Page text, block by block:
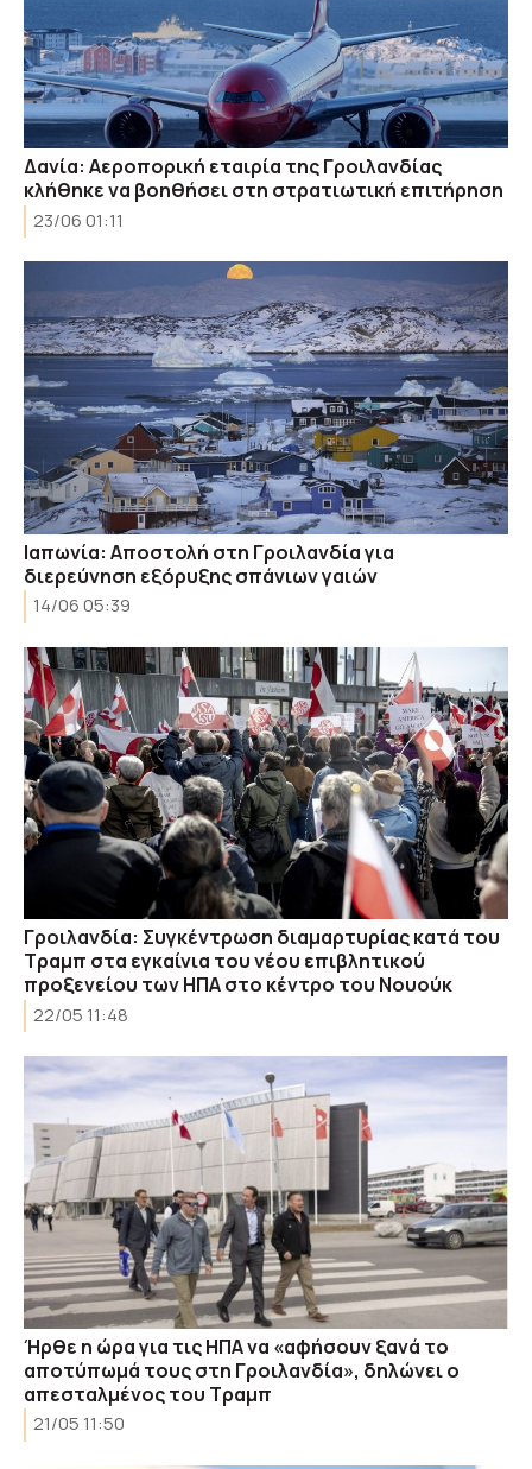
Δανία: Αεροπορική εταιρία της Γροιλανδίας
κλήθηκε να βοηθήσει στη στρατιωτική επιτήρηση
23/06 01:11
Ιαπωνία: Αποστολή στη Γροιλανδία για
διερεύνηση εξόρυξης σπάνιων γαιών
14/06 05:39
Γροιλανδία: Συγκέντρωση διαμαρτυρίας κατά του
Τραμπ στα εγκαίνια του νέου επιβλητικού
προξενείου των ΗΠΑ στο κέντρο του Νουούκ
22/05 11:48
Ήρθε η ώρα για τις ΗΠΑ να «αφήσουν ξανά το
αποτύπωμά τους στη Γροιλανδία», δηλώνει ο
απεσταλμένος του Τραμπ
21/05 11:50